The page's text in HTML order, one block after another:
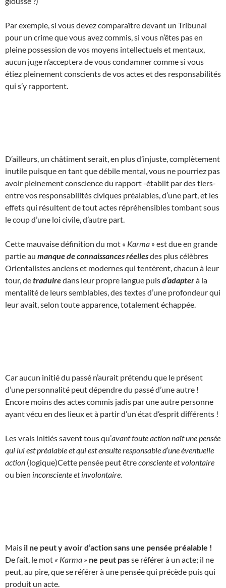
Par exemple, si vous devez comparaître devant un Tribunal
pour un crime que vous avez commis, si vous n’êtes pas en
pleine possession de vos moyens intellectuels et mentaux,
aucun juge n’acceptera de vous condamner comme si vous
étiez pleinement conscients de vos actes et des responsabilités
qui s’y rapportent.
D’ailleurs, un châtiment serait, en plus d’injuste, complètement
inutile puisque en tant que débile mental, vous ne pourriez pas
avoir pleinement conscience du rapport -établit par des tiers-
entre vos responsabilités civiques préalables, d’une part, et les
effets qui résultent de tout actes répréhensibles tombant sous
le coup d’une loi civile, d’autre part.
Cette mauvaise définition du mot « Karma » est due en grande
partie au manque de connaissances réellesdes plus célèbres
Orientalistes anciens et modernes qui tentèrent, chacun à leur
tour, detraduiredans leur propre langue puisd’adapterà la
mentalité de leurs semblables, des textes d’une profondeur qui
leur avait, selon toute apparence, totalement échappée.
Car aucun initié du passé n’aurait prétendu que le présent
d’une personnalité peut dépendre du passé d’une autre !
Encore moins des actes commis jadis par une autre personne
ayant vécu en des lieux et à partir d’un état d’esprit différents !
Les vrais initiés savent tous qu’avant toute action naît une pensée
qui lui est préalable et qui est ensuite responsable d’une éventuelle
action (logique)Cette pensée peut êtreconsciente et volontaire
ou bien inconsciente et involontaire.
Mais il ne peut y avoir d’action sans une pensée préalable !
De fait, le mot « Karma » ne peut passe référer à un acte; il ne
peut, au pire, que se référer à une pensée qui précède puis qui
produit un acte.